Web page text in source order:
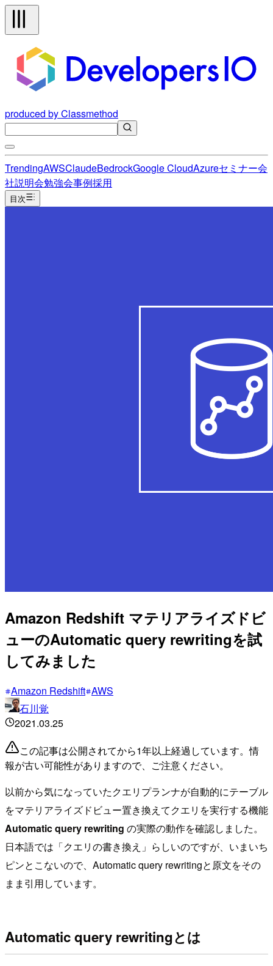
produced by Classmethod
TrendingAWSClaudeBedrockGoogle CloudAzureセミナー会
社説明会勉強会事例採用
目次
Amazon Redshift マテリアライズドビ
ューのAutomatic query rewritingを試
してみました
Amazon Redshift AWS
石川覚
2021.03.25
この記事は公開されてから1年以上経過しています。情
報が古い可能性がありますので、ご注意ください。
以前から気になっていたクエリプランナが自動的にテーブル
をマテリアライズドビュー置き換えてクエリを実行する機能
Automatic query rewriting の実際の動作を確認しました。
日本語では「クエリの書き換え」らしいのですが、いまいち
ピンとこないので、Automatic query rewritingと原文をその
まま引用しています。
Automatic query rewritingとは